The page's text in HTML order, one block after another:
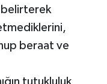
belirterek
beraat ve